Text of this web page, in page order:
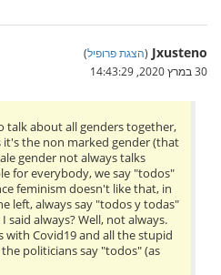
Jxusteno
(הצגת פרופיל)
30 במרץ 2020, 14:43:29
talk about all genders together,
it's the non marked gender (that
gender not always talks
for everybody, we say "todos"
feminism doesn't like that, in
left, always say "todos y todas"
said always? Well, not always.
with Covid19 and all the stupid
politicians say "todos" (as